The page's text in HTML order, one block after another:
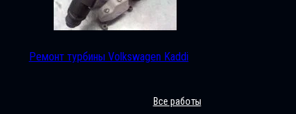
Ремонт турбины Volkswagen Kaddi
Все работы